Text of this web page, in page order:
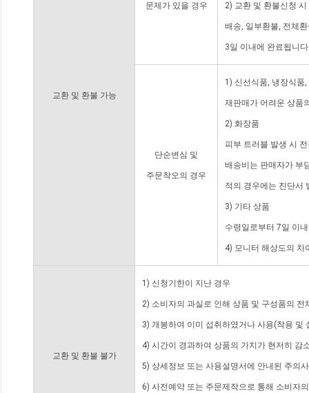
교환 및 환불 가능
문제가 있을 경우 2) 교환 및 환불신청
배송, 일부환불, 전체
3일 이내에 완료됩니
단순변심 및
주문착오의 경우
1) 신선식품, 냉장식품
재판매가 어려운 상품
2) 화장품
피부 트러블 발생 시
배송비는 판매자가 부
적의 경우에는 진단서
3) 기타 상품
수령일로부터 7일 이
4) 모니터 해상도의 차
교환 및 환불 불가
1) 신청기한이 지난 경우
2) 소비자의 과실로 인해 상품 및 구성품의
3) 개봉하여 이미 섭취하였거나 사용(착용 및
4) 시간이 경과하여 상품의 가치가 현저히 감
5) 상세정보 또는 사용설명서에 안내된 주의
6) 사전예약 또는 주문제작으로 통해 소비자